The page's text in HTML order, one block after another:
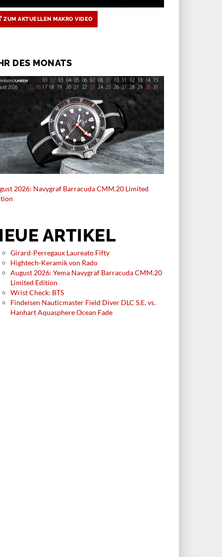
ZUM AKTUELLEN MAKRO VIDEO
DES MONATS
2026: Navygraf Barracuda CMM.20 Limited
ARTIKEL
Girard-Perregaux Laureato Fifty
Hightech-Keramik von Rado
August 2026: Yema Navygraf Barracuda CMM.20
Limited Edition
Wrist Check: BTS
Findeisen Nauticmaster Field Diver DLC S.E. vs.
Hanhart Aquasphere Ocean Fade